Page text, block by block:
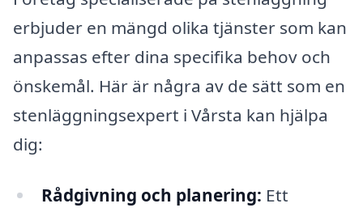
erbjuder en mängd olika tjänster som kan
anpassas efter dina specifika behov och
önskemål. Här är några av de sätt som en
stenläggningsexpert i Vårsta kan hjälpa
dig:
Rådgivning och planering: Ett